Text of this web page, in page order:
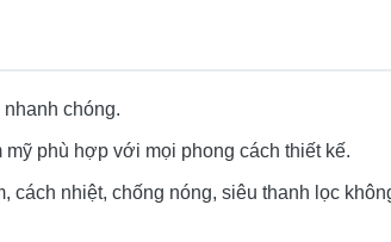
chóng.
phù hợp với mọi phong cách thiết kế.
cách nhiệt, chống nóng, siêu thanh lọc